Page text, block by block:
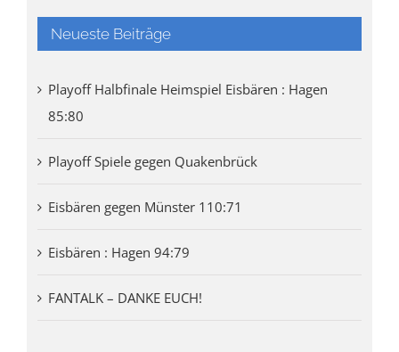
Neueste Beiträge
Playoff Halbfinale Heimspiel Eisbären : Hagen
85:80
Playoff Spiele gegen Quakenbrück
Eisbären gegen Münster 110:71
Eisbären : Hagen 94:79
FANTALK – DANKE EUCH!